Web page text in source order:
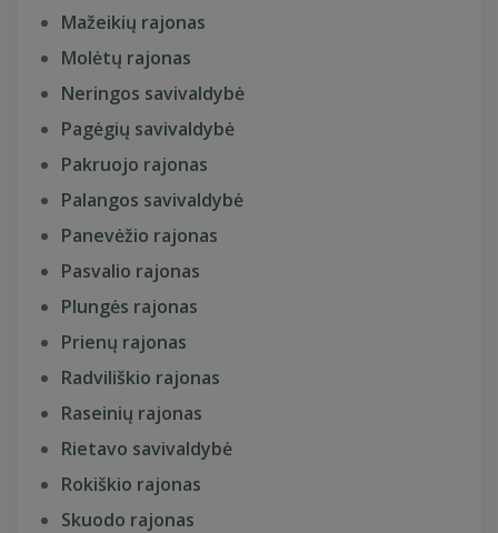
Mažeikių rajonas
Molėtų rajonas
Neringos savivaldybė
Pagėgių savivaldybė
Pakruojo rajonas
Palangos savivaldybė
Panevėžio rajonas
Pasvalio rajonas
Plungės rajonas
Prienų rajonas
Radviliškio rajonas
Raseinių rajonas
Rietavo savivaldybė
Rokiškio rajonas
Skuodo rajonas